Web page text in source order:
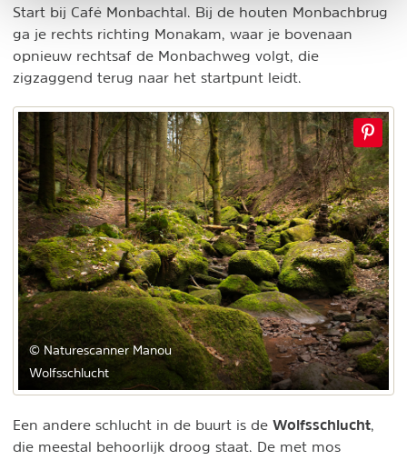
Start bij Café Monbachtal. Bij de houten Monbachbrug
ga je rechts richting Monakam, waar je bovenaan
opnieuw rechtsaf de Monbachweg volgt, die
zigzaggend terug naar het startpunt leidt.
© Naturescanner Manou
Wolfsschlucht
Een andere schlucht in de buurt is de Wolfsschlucht,
die meestal behoorlijk droog staat. De met mos